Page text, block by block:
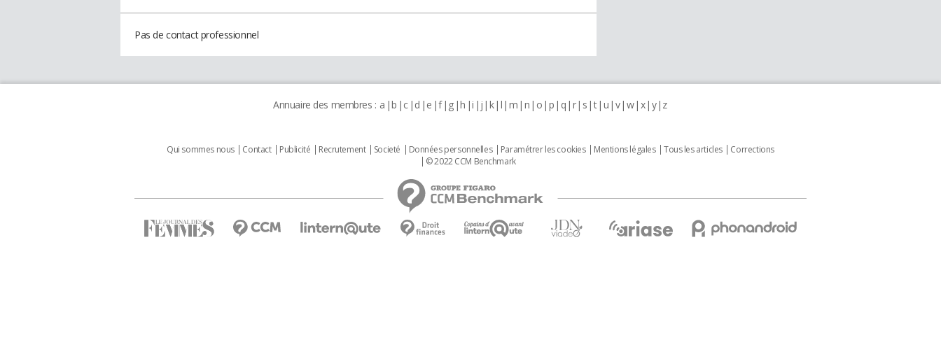
Pas de contact professionnel
Annuaire des membres : a b c d e f g h i j k l m n o p q r s t u v w x y z
Qui sommes nous Contact Publicité Recrutement Societé Données personnelles Paramétrer les cookies Mentions légales Tous les articles
Corrections
© 2022 CCM Benchmark